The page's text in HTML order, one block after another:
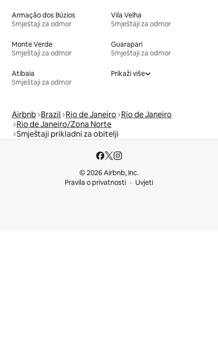
Armação dos Búzios
Smještaji za odmor
Vila Velha
Smještaji za odmor
Monte Verde
Smještaji za odmor
Guarapari
Smještaji za odmor
Atibaia
Smještaji za odmor
Prikaži više
Airbnb Brazil Rio de Janeiro Rio de Janeiro
Rio de Janeiro/Zona Norte
Smještaji prikladni za obitelji
© 2026 Airbnb, Inc.
Pravila o privatnosti
Uvjeti